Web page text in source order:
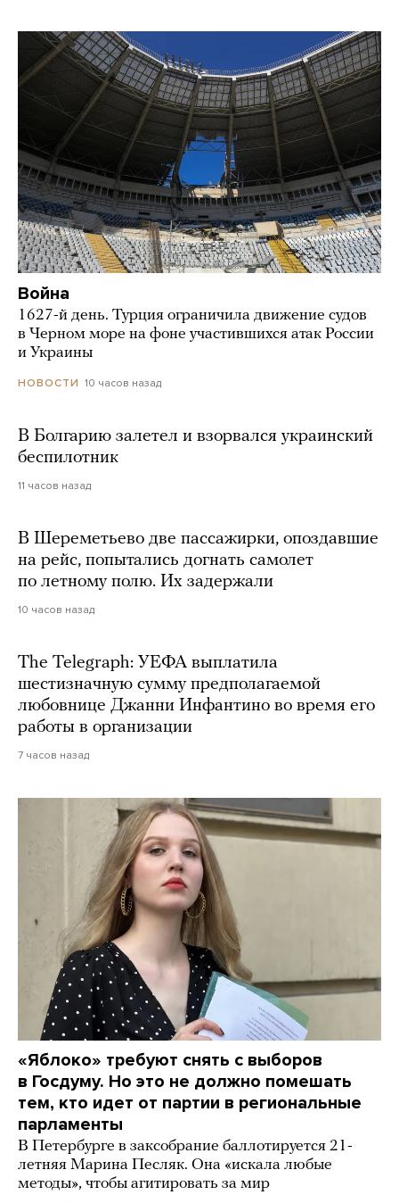
Война
1627-й день. Турция ограничила движение судов
в Черном море на фоне участившихся атак России
и Украины
НОВОСТИ 10 часов назад
В Болгарию залетел и взорвался украинский
беспилотник
11 часов назад
В Шереметьево две пассажирки, опоздавшие
на рейс, попытались догнать самолет
по летному полю. Их задержали
10 часов назад
The Telegraph: УЕФА выплатила
шестизначную сумму предполагаемой
любовнице Джанни Инфантино во время его
работы в организации
7 часов назад
«Яблоко» требуют снять с выборов
в Госдуму. Но это не должно помешать
тем, кто идет от партии в региональные
парламенты
В Петербурге в заксобрание баллотируется 21-
летняя Марина Песляк. Она «искала любые
методы», чтобы агитировать за мир